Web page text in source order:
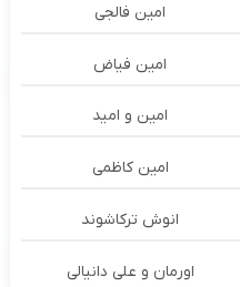
امین فالجی
امین فیاض
امین و امید
امین کاظمی
انوش ترکاشوند
اورمان و علی دانیالی